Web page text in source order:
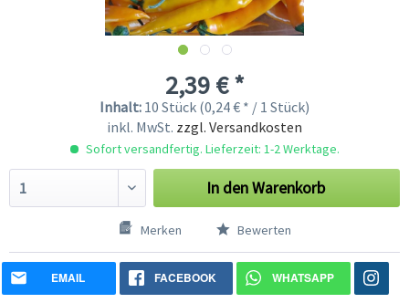
2,39 € *
Inhalt: 10 Stück (0,24 € * / 1 Stück)
inkl. MwSt. zzgl. Versandkosten
Sofort versandfertig. Lieferzeit: 1-2 Werktage.
In denWarenkorb
Merken Bewerten
EMAIL FACEBOOK WHATSAPP